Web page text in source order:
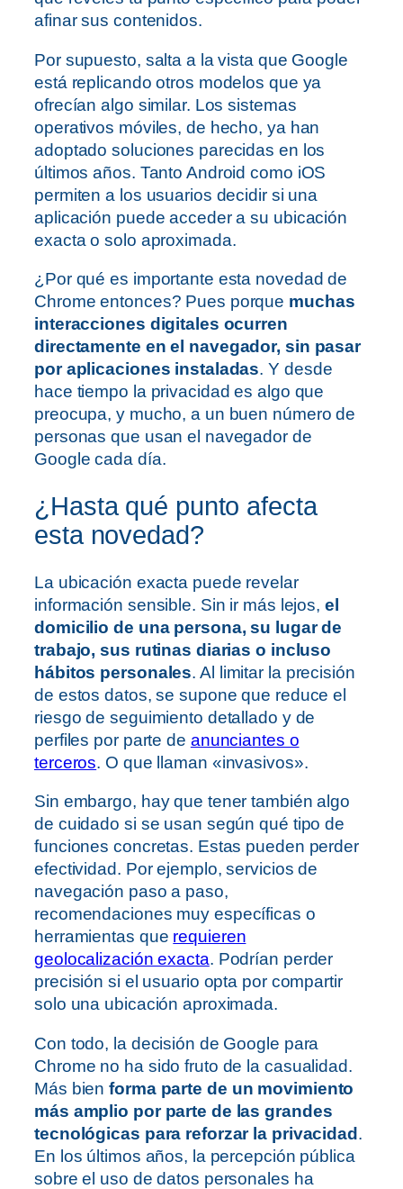
afinar sus contenidos.
Por supuesto, salta a la vista que Google
está replicando otros modelos que ya
ofrecían algo similar. Los sistemas
operativos móviles, de hecho, ya han
adoptado soluciones parecidas en los
últimos años. Tanto Android como iOS
permiten a los usuarios decidir si una
aplicación puede acceder a su ubicación
exacta o solo aproximada.
¿Por qué es importante esta novedad de
Chrome entonces? Pues porque muchas
interacciones digitales ocurren
directamente en el navegador, sin pasar
por aplicaciones instaladas. Y desde
hace tiempo la privacidad es algo que
preocupa, y mucho, a un buen número de
personas que usan el navegador de
Google cada día.
¿Hasta qué punto afecta
esta novedad?
La ubicación exacta puede revelar
información sensible. Sin ir más lejos, el
domicilio de una persona, su lugar de
trabajo, sus rutinas diarias o incluso
hábitos personales. Al limitar la precisión
de estos datos, se supone que reduce el
riesgo de seguimiento detallado y de
perfiles por parte de anunciantes o
terceros. O que llaman «invasivos».
Sin embargo, hay que tener también algo
de cuidado si se usan según qué tipo de
funciones concretas. Estas pueden perder
efectividad. Por ejemplo, servicios de
navegación paso a paso,
recomendaciones muy específicas o
herramientas que requieren
geolocalización exacta. Podrían perder
precisión si el usuario opta por compartir
solo una ubicación aproximada.
Con todo, la decisión de Google para
Chrome no ha sido fruto de la casualidad.
Más bienforma parte de un movimiento
más amplio por parte de las grandes
tecnológicas para reforzar la privacidad.
En los últimos años, la percepción pública
sobre el uso de datos personales ha